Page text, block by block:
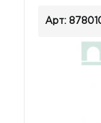
Арт: